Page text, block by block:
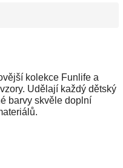
kolekce Funlife a
Udělají každý dětský
barvy skvěle doplní